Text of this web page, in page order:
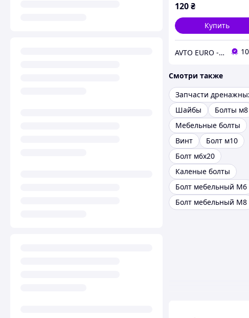
120₴
Купить
AVTO EURO - запчастини та автомобільні товари
Смотри также
Шайбы
Болты м8
Мебельные болты
Винт
Болт м10
Болт м6х20
Каленые болты
Болт мебельный М6
Болт мебельный М8